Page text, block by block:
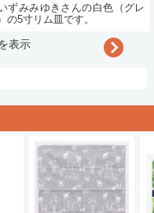
ずみみゆきさんの白色（グレ
の5寸リム皿です。
表示